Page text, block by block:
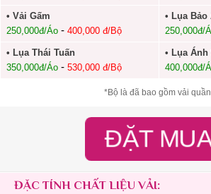
• Vải Gấm
250,000đ/Áo - 400,000 đ/Bộ
• Lụa Bảo
250,000đ/
• Lụa Thái Tuấn
350,000đ/Áo - 530,000 đ/Bộ
• Lụa Ánh
400,000đ/
*Bộ là đã bao gồm vải
ĐẶT
ĐẶC TÍNH CHẤT LIỆU VẢI: